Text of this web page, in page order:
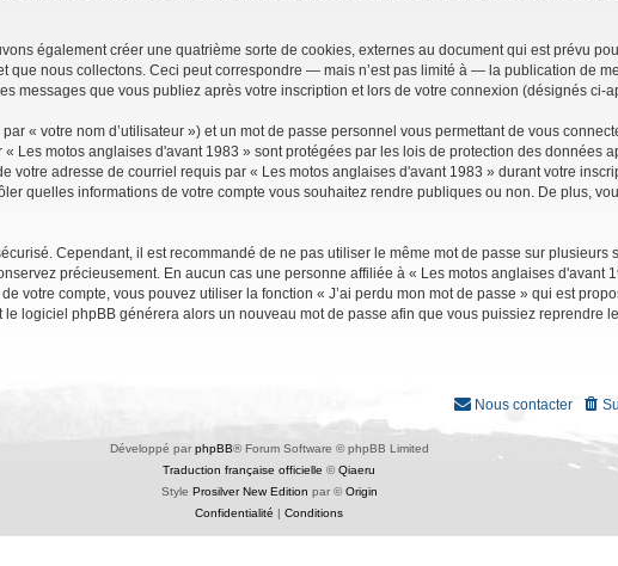
également créer une quatrième sorte de cookies, externes au document qui est prévu
nous collectons. Ceci peut correspondre — mais n’est pas limité à — la publication de
messages que vous publiez après votre inscription et lors de votre connexion (désignés ci-
« votre nom d’utilisateur ») et un mot de passe personnel vous permettant de vous
Les motos anglaises d'avant 1983 » sont protégées par les lois de protection des données
votre adresse de courriel requis par « Les motos anglaises d'avant 1983 » durant votre
quelles informations de votre compte vous souhaitez rendre publiques ou non. De plus,
Cependant, il est recommandé de ne pas utiliser le même mot de passe sur plusieurs
précieusement. En aucun cas une personne affiliée à « Les motos anglaises d'avant
votre compte, vous pouvez utiliser la fonction « J’ai perdu mon mot de passe » qui est
logiciel phpBB générera alors un nouveau mot de passe afin que vous puissiez reprendre
Nous contacter
Développé par phpBB® Forum Software © phpBB Limited
Traduction française officielle ©Qiaeru
Style Prosilver New Edition par ©Origin
Confidentialité
Conditions